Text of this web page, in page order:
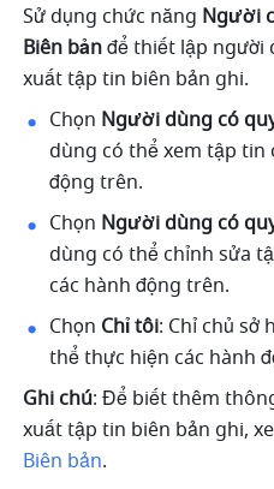
Sử dụng chức năng Người
Biên bản để thiết lập người
xuất tập tin biên bản ghi.
Chọn Người dùng có
dùng có thể xem tập tin
động trên.
Chọn Người dùng có
dùng có thể chỉnh sửa
các hành động trên.
Chọn Chỉ tôi: Chỉ chủ sở
thể thực hiện các hành
Ghi chú: Để biết thêm
xuất tập tin biên bản ghi,
Biên bản.